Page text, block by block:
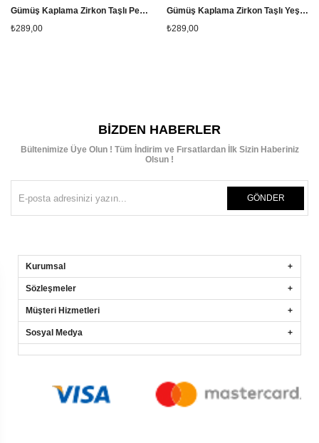
Gümüş Kaplama Zirkon Taşlı Pembe Göz Detaylı Su Yolu Bileklik
₺289,00
Gümüş Kaplama Zirkon Taşlı Yeşil Çiçek Detaylı Su Yolu Bileklik
₺289,00
BIZDEN HABERLER
Bültenimize Üye Olun ! Tüm İndirim ve Fırsatlardan İlk Sizin Haberiniz
Olsun !
GÖNDER
Kurumsal
Sözleşmeler
Müşteri Hizmetleri
Sosyal Medya